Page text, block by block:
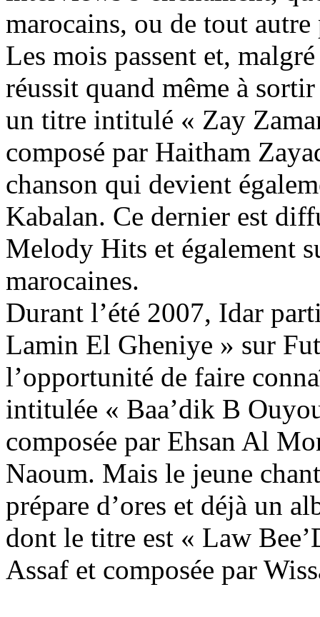
marocains, ou de tout
Les mois passent et,
réussit quand même à
un titre intitulé « Zay
composé par Haitham
chanson qui devient
Kabalan. Ce dernier est
Melody Hits et également
marocaines.
Durant l’été 2007, Idar
Lamin El Gheniye » sur
l’opportunité de faire
intitulée « Baa’dik B
composée par Ehsan Al
Naoum. Mais le jeune
prépare d’ores et déjà un
dont le titre est « Law
Assaf et composée par